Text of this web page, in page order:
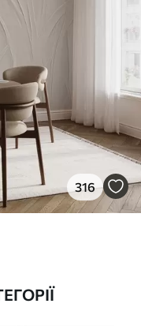
316